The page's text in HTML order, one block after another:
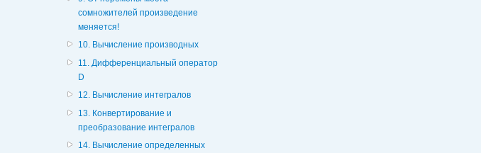
сомножителей произведение
меняется!
10. Вычисление производных
11. Дифференциальный оператор
D
12. Вычисление интегралов
13. Конвертирование и
преобразование интегралов
14. Вычисление определенных